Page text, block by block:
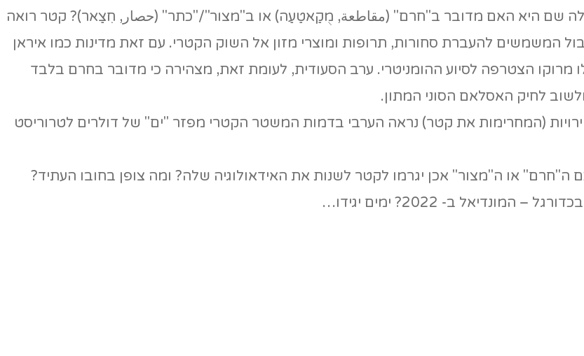
שם היא האם מדובר ב"חרם" (مقاطعة, מֻקַאטַעַה) או ב"מצור"/"כתר" (حصار, חִצַאר)? קטר רואה
המשמשים להעברת סחורות, תרופות ומוצרי מזון אל השוק הקטרי. עם זאת מדינות כמו איראן
מרוקו הצטרפה לסיוע ההומניטרי. ערב הסעודית, לעומת זאת, מצהירה כי מדובר בחרם בלבד
לחיק האסלאם הסוני המתון.
(המחרימות את קטר) נראה הערבי בדמות המשטר הקטרי מפזר "ים" של דולרים לטרוריסט
או ה"מצור" אכן יגרמו לקטר לשנות את האידאולוגיה שלה? ומה צופן בחובו העתיד?
ב- 2022? ימים יגידו…